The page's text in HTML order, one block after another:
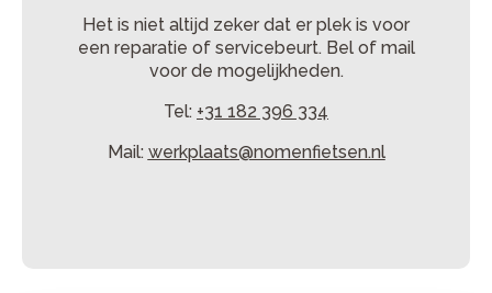
Het is niet altijd zeker dat er plek is voor
een reparatie of servicebeurt. Bel of mail
voor de mogelijkheden.
Tel: +31 182 396 334
Mail: werkplaats@nomenfietsen.nl